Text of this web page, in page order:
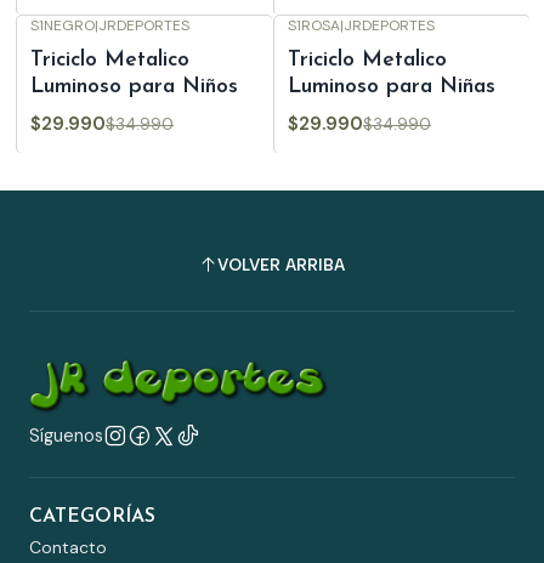
S1NEGRO|JRDEPORTES
Triciclo Metalico
Luminoso para Niños
$29.990$34.990
S1ROSA|JRDEPORTES
Triciclo Metalico
Luminoso para Niñas
$29.990$34.990
VOLVER ARRIBA
Síguenos
CATEGORÍAS
Contacto